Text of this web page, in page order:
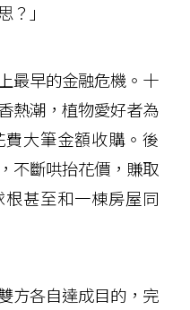
？」
最早的金融危機。十
熱潮，植物愛好者為
大筆金額收購。後
不斷哄抬花價，賺取
甚至和一棟房屋同
方各自達成目的，完